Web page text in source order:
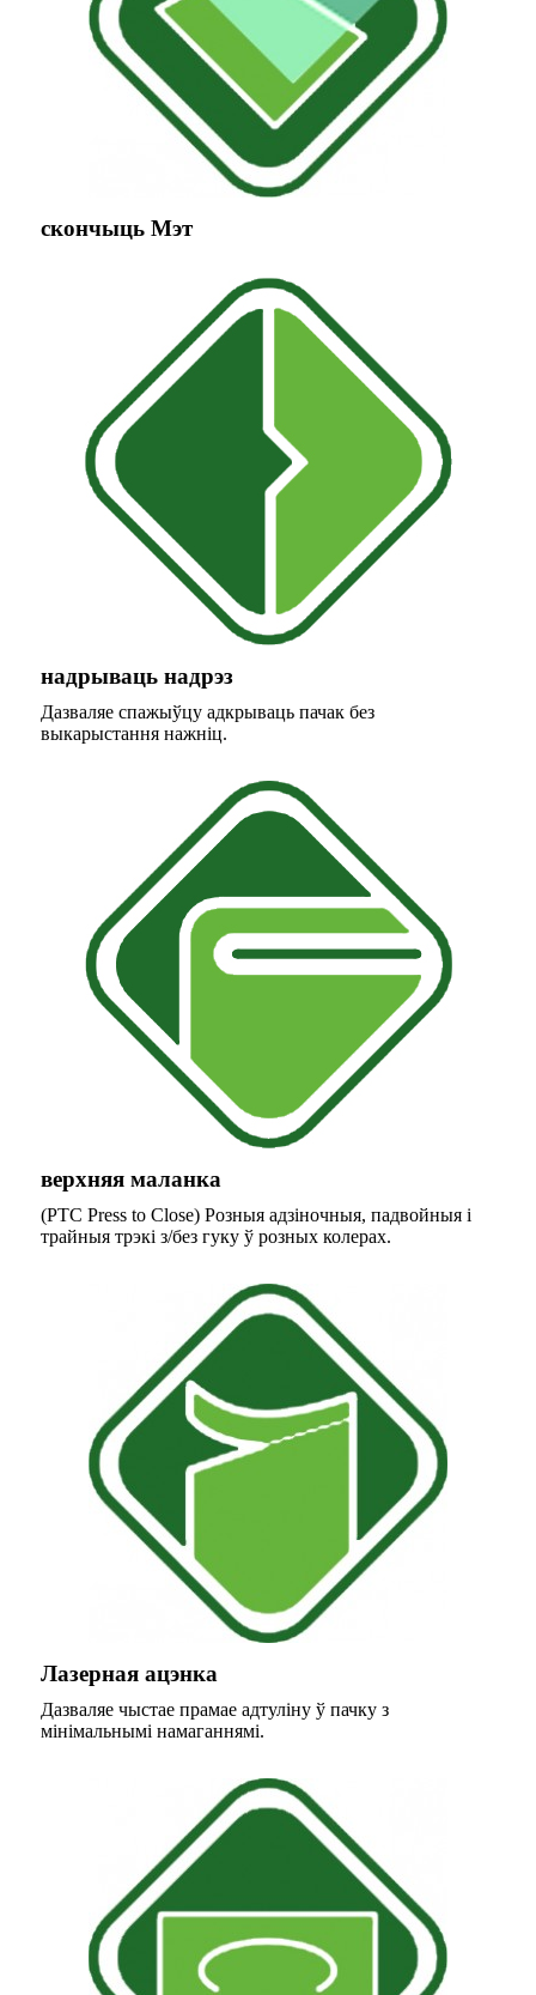
скончыць Мэт
надрываць надрэз
Дазваляе спажыўцу адкрываць пачак без
выкарыстання нажніц.
верхняя маланка
(PTC Press to Close) Розныя адзіночныя, падвойныя і
трайныя трэкі з/без гуку ў розных колерах.
Лазерная ацэнка
Дазваляе чыстае прамае адтуліну ў пачку з
мінімальнымі намаганнямі.